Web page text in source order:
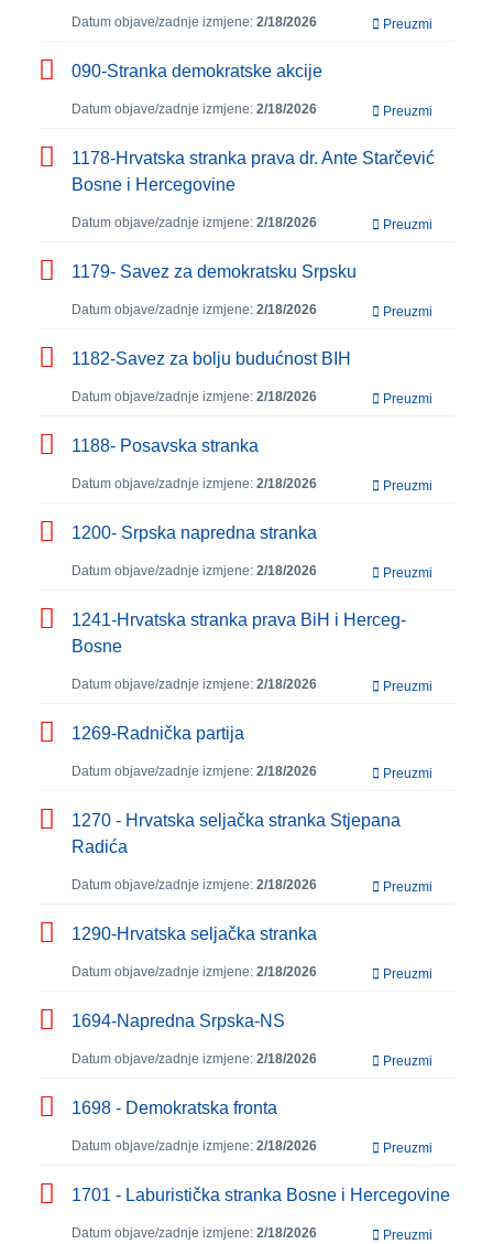
Datum objave/zadnje izmjene: 2/18/2026 Preuzmi
090-Stranka demokratske akcije
Datum objave/zadnje izmjene: 2/18/2026 Preuzmi
1178-Hrvatska stranka prava dr. Ante Starčević
Bosne i Hercegovine
Datum objave/zadnje izmjene: 2/18/2026 Preuzmi
1179- Savez za demokratsku Srpsku
Datum objave/zadnje izmjene: 2/18/2026 Preuzmi
1182-Savez za bolju budućnost BIH
Datum objave/zadnje izmjene: 2/18/2026 Preuzmi
1188- Posavska stranka
Datum objave/zadnje izmjene: 2/18/2026 Preuzmi
1200- Srpska napredna stranka
Datum objave/zadnje izmjene: 2/18/2026 Preuzmi
1241-Hrvatska stranka prava BiH i Herceg-
Bosne
Datum objave/zadnje izmjene: 2/18/2026 Preuzmi
1269-Radnička partija
Datum objave/zadnje izmjene: 2/18/2026 Preuzmi
1270 - Hrvatska seljačka stranka Stjepana
Radića
Datum objave/zadnje izmjene: 2/18/2026 Preuzmi
1290-Hrvatska seljačka stranka
Datum objave/zadnje izmjene: 2/18/2026 Preuzmi
1694-Napredna Srpska-NS
Datum objave/zadnje izmjene: 2/18/2026 Preuzmi
1698 - Demokratska fronta
Datum objave/zadnje izmjene: 2/18/2026 Preuzmi
1701 - Laburistička stranka Bosne i Hercegovine
Datum objave/zadnje izmjene: 2/18/2026 Preuzmi